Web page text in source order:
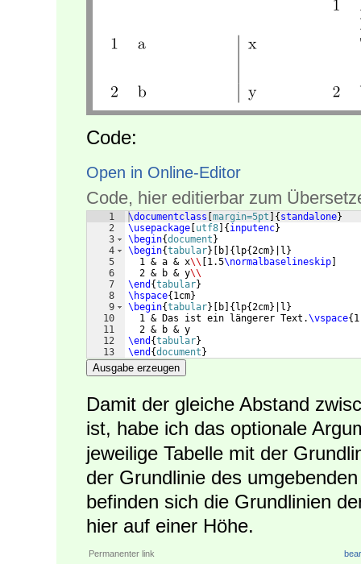
Code:
Open in Online-Editor
Code, hier editierbar zum
1
2
3
4
5
6
7
8
9
10
11
12
13
\documentclass margin=5pt { standalone}
\usepackage utf8 { inputenc}
\begin{document }
\begin{tabular} b { lp{2cm} |l }
  1 & a & x
\\ 1.5\normalbaselineskip
  2 & b & y
\\
\end {tabular}
\hspace{ 1cm}
\begin{tabular} b { lp{2cm} |l }
  1 & Das ist ein längerer Text.
\vspace{
  2 & b & y
\end {tabular}
\end {document }
Ausgabe erzeugen
Damit der gleiche Abstand
ist, habe ich das optionale
jeweilige Tabelle mit der
der Grundlinie des
befinden sich die Grundlinien
hier auf einer Höhe.
Permanenter link